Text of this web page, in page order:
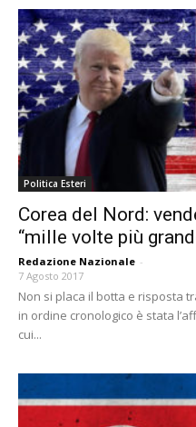
Politica Esteri
Corea del Nord:
“mille volte più
Redazione Nazionale -
7 Agosto 2017
Non si placa il botta e risposta
in ordine cronologico è stata
cui...